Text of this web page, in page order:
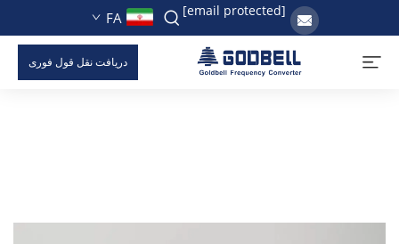
[email protected]
FA
دریافت نقل قول فوری